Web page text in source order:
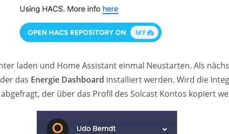
laden und Home Assistant einmal Neustarten. Als
das Energie Dashboard installiert werden. Wird die
der über das Profil des Solcast Kontos kopiert